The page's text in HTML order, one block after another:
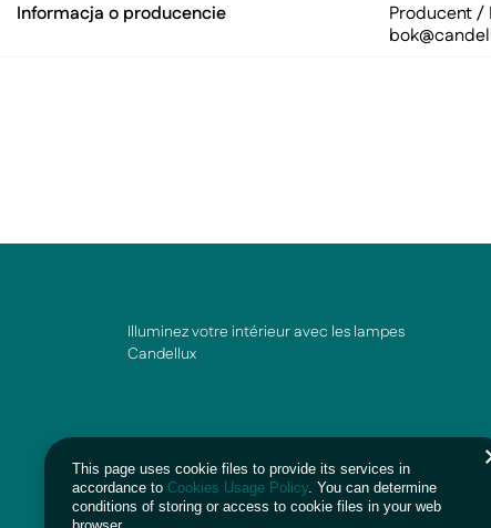
Informacja o producencie
Producent /
Illuminez votre intérieur avec les lampes
Candellux
This page uses cookie files to provide its services in
accordance to Cookies Usage Policy. You can determine
conditions of storing or access to cookie files in your web